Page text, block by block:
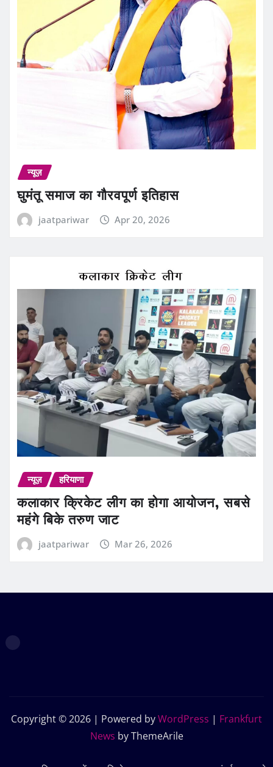
न्यूज़
घुमंतू समाज का गौरवपूर्ण इतिहास
jaatpariwar Apr 20, 2026
न्यूज़ हरियाणा
कलाकार क्रिकेट लीग का होगा आयोजन, सबसे
महंगे बिके तरुण जाट
jaatpariwar Mar 26, 2026
Copyright © 2026 | Powered byWordPress | Frankfurt
News by ThemeArile